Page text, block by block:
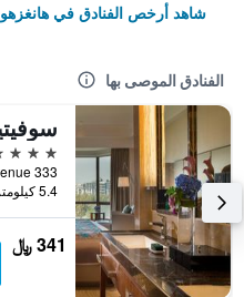
شاهد أرخص الفنادق في هانغزهو
الفنادق الموصى بها
5 نجوم
5.4 كيلومتر عن وسط المدينة
341 ﷼